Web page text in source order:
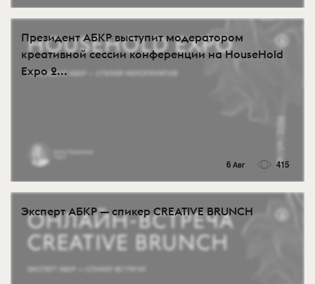
Президент АБКР выступит модератором
креативной сессии конференции на HouseHold
Expo 2...
6 Авг 415
Эксперт АБКР — спикер CREATIVE BRUNCH